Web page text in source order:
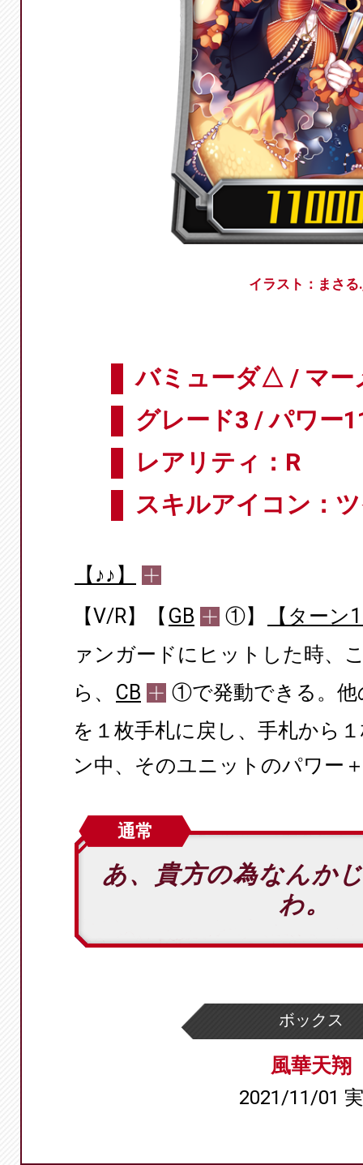
イラスト：まさる
バミューダ△ / マー
グレード3 / パワー
レアリティ：R
スキルアイコン：
【♪♪】
【V/R】【 GB ①】
【ターン
ァンガードにヒットした時、
ら、
CB
①で発動できる。他
を１枚手札に戻し、手札から
ン中、そのユニットのパワー
通常
あ、貴方の為なんか
わ。
ボックス
風華天翔
2021/11/01